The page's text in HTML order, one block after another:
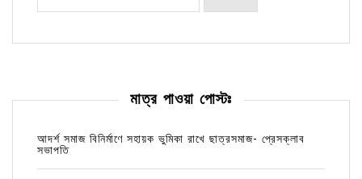
মাত্র পাওয়া পোস্টঃ
আদর্শ সমাজ বিনির্মাণে সহায়ক ভুমিকা রাখে ছাত্রসমাজ- প্রেসক্লাব
সভাপতি